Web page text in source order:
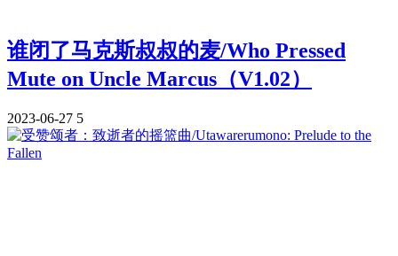
谁闭了马克斯叔叔的麦/Who Pressed
Mute on Uncle Marcus（V1.02）
2023-06-27 5